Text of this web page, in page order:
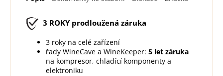
3 ROKYprodloužená záruka
3 roky na celé zařízení
řady WineCave a WineKeeper: 5 let záruka
na kompresor, chladící komponenty a
elektroniku